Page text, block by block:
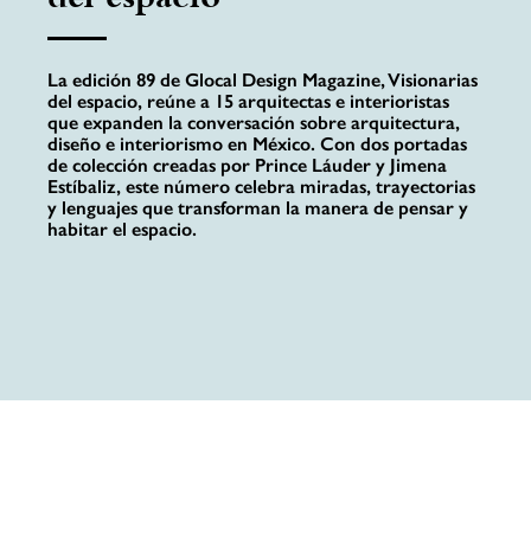
La edición 89 de Glocal Design Magazine, Visionarias
del espacio, reúne a 15 arquitectas e interioristas
que expanden la conversación sobre arquitectura,
diseño e interiorismo en México. Con dos portadas
de colección creadas por Prince Láuder y Jimena
Estíbaliz, este número celebra miradas, trayectorias
y lenguajes que transforman la manera de pensar y
habitar el espacio.